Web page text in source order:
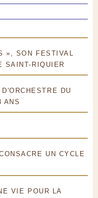
», SON FESTIVAL
SAINT-RIQUIER
DU
ANS
UN CYCLE
VIE POUR LA